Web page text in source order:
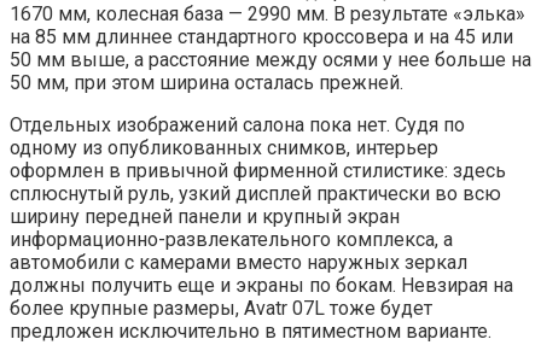
1670 мм, колесная база — 2990 мм. В результате «элька»
на 85 мм длиннее стандартного кроссовера и на 45 или
50 мм выше, а расстояние между осями у нее больше на
50 мм, при этом ширина осталась прежней.
Отдельных изображений салона пока нет. Судя по
одному из опубликованных снимков, интерьер
оформлен в привычной фирменной стилистике: здесь
сплюснутый руль, узкий дисплей практически во всю
ширину передней панели и крупный экран
информационно-развлекательного комплекса, а
автомобили с камерами вместо наружных зеркал
должны получить еще и экраны по бокам. Невзирая на
более крупные размеры, Avatr 07L тоже будет
предложен исключительно в пятиместном варианте.